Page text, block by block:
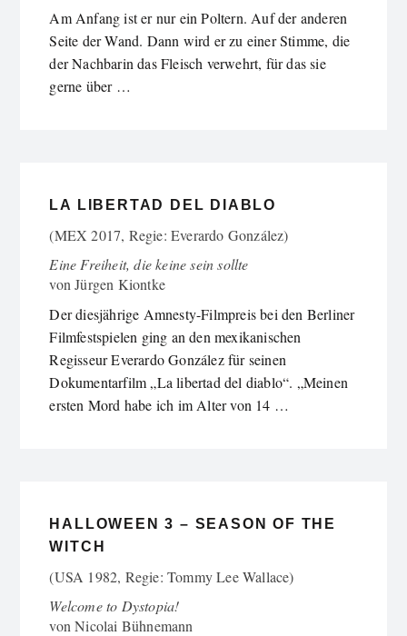
Am Anfang ist er nur ein Poltern. Auf der anderen
Seite der Wand. Dann wird er zu einer Stimme, die
der Nachbarin das Fleisch verwehrt, für das sie
gerne über …
LA LIBERTAD DEL DIABLO
(MEX 2017, Regie: Everardo González)
Eine Freiheit, die keine sein sollte
vonJürgen Kiontke
Der diesjährige Amnesty-Filmpreis bei den Berliner
Filmfestspielen ging an den mexikanischen
Regisseur Everardo González für seinen
Dokumentarfilm „La libertad del diablo“. „Meinen
ersten Mord habe ich im Alter von 14 …
HALLOWEEN 3 – SEASON OF THE
WITCH
(USA 1982, Regie: Tommy Lee Wallace)
Welcome to Dystopia!
vonNicolai Bühnemann